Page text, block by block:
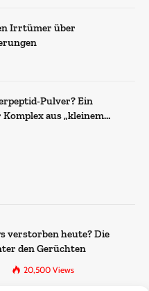
Irrtümer über
Pulver? Ein
aus „kleinem
verstorben heute? Die
den Gerüchten
20,500 Views